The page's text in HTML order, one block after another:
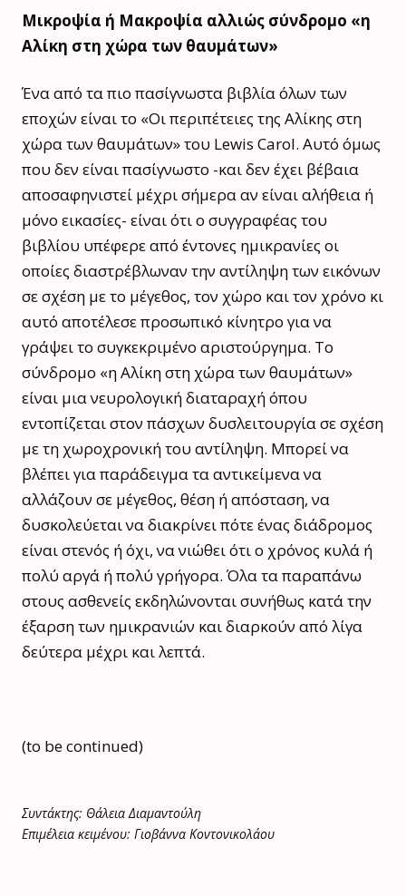
Μικροψία ή Μακροψία αλλιώς σύνδρομο «η
Αλίκη στη χώρα των θαυμάτων»
Ένα από τα πιο πασίγνωστα βιβλία όλων των
εποχών είναι το «Οι περιπέτειες της Αλίκης στη
χώρα των θαυμάτων» του Lewis Carol. Αυτό όμως
που δεν είναι πασίγνωστο -και δεν έχει βέβαια
αποσαφηνιστεί μέχρι σήμερα αν είναι αλήθεια ή
μόνο εικασίες- είναι ότι ο συγγραφέας του
βιβλίου υπέφερε από έντονες ημικρανίες οι
οποίες διαστρέβλωναν την αντίληψη των εικόνων
σε σχέση με το μέγεθος, τον χώρο και τον χρόνο κι
αυτό αποτέλεσε προσωπικό κίνητρο για να
γράψει το συγκεκριμένο αριστούργημα. Το
σύνδρομο «η Αλίκη στη χώρα των θαυμάτων»
είναι μια νευρολογική διαταραχή όπου
εντοπίζεται στον πάσχων δυσλειτουργία σε σχέση
με τη χωροχρονική του αντίληψη. Μπορεί να
βλέπει για παράδειγμα τα αντικείμενα να
αλλάζουν σε μέγεθος, θέση ή απόσταση, να
δυσκολεύεται να διακρίνει πότε ένας διάδρομος
είναι στενός ή όχι, να νιώθει ότι ο χρόνος κυλά ή
πολύ αργά ή πολύ γρήγορα. Όλα τα παραπάνω
στους ασθενείς εκδηλώνονται συνήθως κατά την
έξαρση των ημικρανιών και διαρκούν από λίγα
δεύτερα μέχρι και λεπτά.
(to be continued)
Συντάκτης: Θάλεια Διαμαντούλη
Επιμέλεια κειμένου: Γιοβάννα Κοντονικολάου